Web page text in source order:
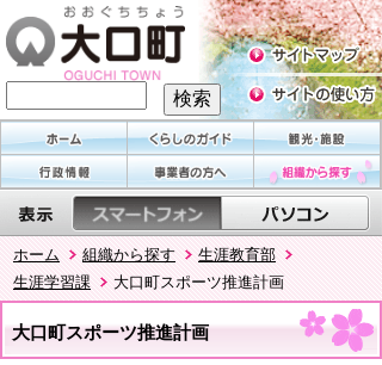
ホーム 組織から探す
生涯教育部
生涯学習課
大口町スポーツ推進計画
大口町スポーツ推進計画